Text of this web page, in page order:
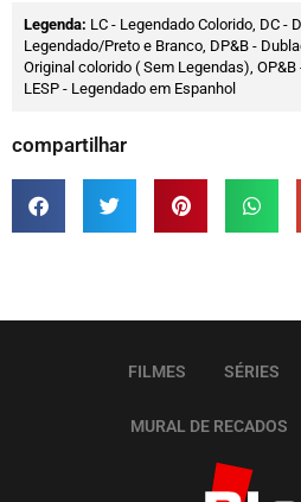
Legenda: LC - Legendado Colorido, DC -
Legendado/Preto e Branco, DP&B -
Original colorido ( Sem Legendas),
LESP - Legendado em Espanhol
compartilhar
FILMES SÉRIES
MURAL DE RECADOS